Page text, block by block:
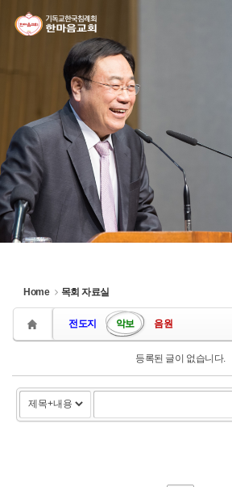
Home 목회 자료실
전도지 악보 음원
등록된 글이 없습니다.